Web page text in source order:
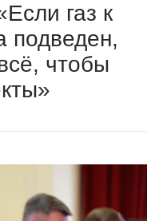
газ к
подведен,
чтобы